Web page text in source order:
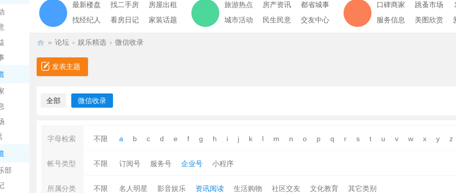
部
最新楼盘 找二手房
房屋出租
找经纪人
看房日记 家装话题
旅游热点 房产资讯
都省城事
城市活动
民生民意 交友中心
口碑商家 跳蚤市场
服务信息
美图欣赏
» 论坛 › 娱乐精选 › 微信收录
发表主题
全部 微信收录
字母检索 不限 a b c d e f g h i j k l m n o p q r s t u v w x y z
帐号类型 不限 订阅号 服务号 企业号 小程序
所属分类 不限 名人明星 影音娱乐 资讯阅读 生活购物 社区交友 文化教育 其它类别